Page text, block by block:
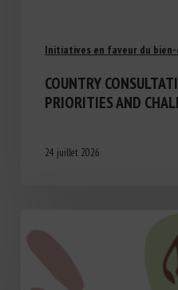
Initiatives en faveur du
COUNTRY
PRIORITIES AND
24 juillet 2026